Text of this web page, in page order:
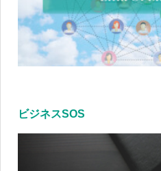
ビジネスSOS